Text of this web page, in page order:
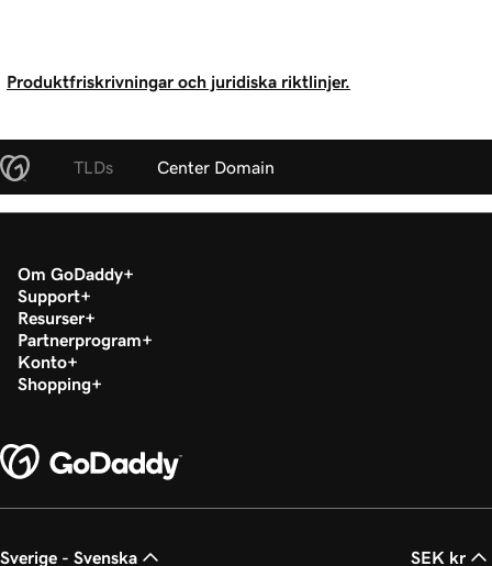
Produktfriskrivningar och juridiska riktlinjer.
TLDs Center Domain
Om GoDaddy
Support
Resurser
Partnerprogram
Konto
Shopping
Sverige - Svenska SEK kr